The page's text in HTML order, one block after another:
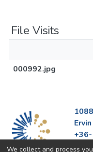
File Visits
000992.jpg
We collect and process